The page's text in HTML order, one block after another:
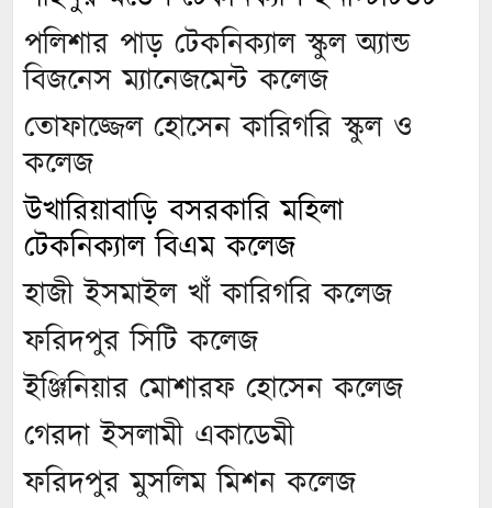
পলিশার পাড় টেকনিক্যাল স্কুল অ্যান্ড
বিজনেস ম্যানেজমেন্ট কলেজ
তোফাজ্জেল হোসেন কারিগরি স্কুল ও
কলেজ
উখারিয়াবাড়ি বসরকারি মহিলা
টেকনিক্যাল বিএম কলেজ
হাজী ইসমাইল খাঁ কারিগরি কলেজ
ফরিদপুর সিটি কলেজ
ইঞ্জিনিয়ার মোশারফ হোসেন কলেজ
গেরদা ইসলামী একাডেমী
ফরিদপুর মুসলিম মিশন কলেজ